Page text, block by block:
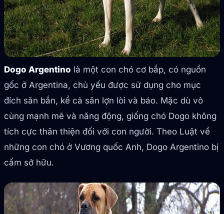
Dogo Argentino là một con chó cơ bắp, có nguồn
gốc ở Argentina, chủ yếu được sử dụng cho mục
đích săn bắn, kể cả săn lợn lòi và báo. Mặc dù vô
cùng mạnh mẽ và năng động, giống chó Dogo không
tích cực thân thiện đối với con người. Theo Luật về
những con chó ở Vương quốc Anh, Dogo Argentino bị
cấm sở hữu.